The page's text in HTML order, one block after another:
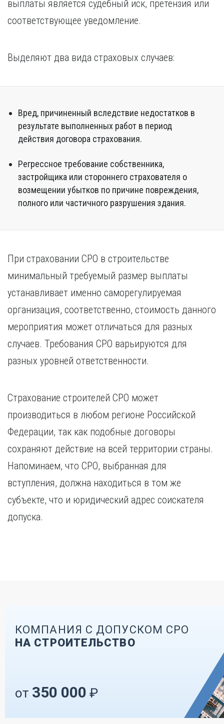
выплаты является судебный иск, претензия или
соответствующее уведомление.
Выделяют два вида страховых случаев:
Вред, причиненный вследствие недостатков в
результате выполненных работ в период
действия договора страхования.
Регрессное требование собственника,
застройщика или стороннего страхователя о
возмещении убытков по причине повреждения,
полного или частичного разрушения здания.
При страховании СРО в строительстве
минимальный требуемый размер выплаты
устанавливает именно саморегулируемая
организация, соответственно, стоимость данного
мероприятия может отличаться для разных
случаев. Требования СРО варьируются для
разных уровней ответственности.
Страхование строителей СРО может
производиться в любом регионе Российской
Федерации, так как подобные договоры
сохраняют действие на всей территории страны.
Напоминаем, что СРО, выбранная для
вступления, должна находиться в том же
субъекте, что и юридический адрес соискателя
допуска.
КОМПАНИЯ С ДОПУСКОМ СРО
НА СТРОИТЕЛЬСТВО
от 350 000 ₽